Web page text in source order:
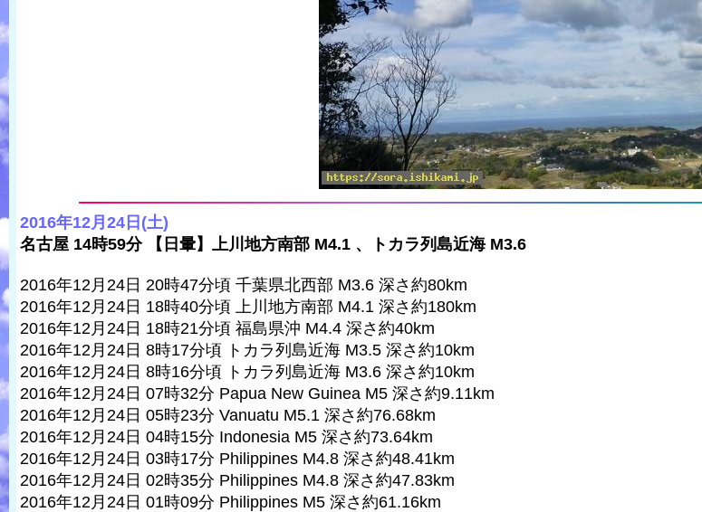
2016年12月24日(土)
名古屋 14時59分 【日暈】上川地方南部 M4.1 、トカラ列島近海 M3.6
2016年12月24日 20時47分頃 千葉県北西部 M3.6 深さ約80km
2016年12月24日 18時40分頃 上川地方南部 M4.1 深さ約180km
2016年12月24日 18時21分頃 福島県沖 M4.4 深さ約40km
2016年12月24日 8時17分頃 トカラ列島近海 M3.5 深さ約10km
2016年12月24日 8時16分頃 トカラ列島近海 M3.6 深さ約10km
2016年12月24日 07時32分 Papua New Guinea M5 深さ約9.11km
2016年12月24日 05時23分 Vanuatu M5.1 深さ約76.68km
2016年12月24日 04時15分 Indonesia M5 深さ約73.64km
2016年12月24日 03時17分 Philippines M4.8 深さ約48.41km
2016年12月24日 02時35分 Philippines M4.8 深さ約47.83km
2016年12月24日 01時09分 Philippines M5 深さ約61.16km